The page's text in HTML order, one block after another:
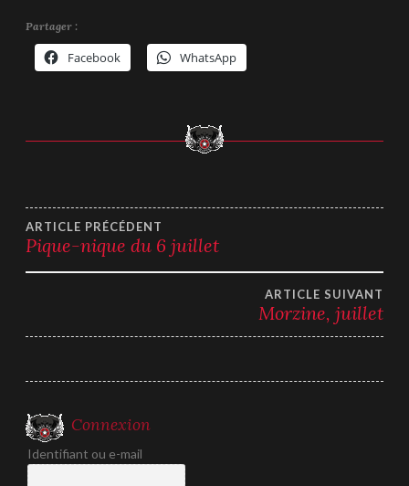
Partager :
Facebook WhatsApp
Navigation
de
ARTICLE PRÉCÉDENT
Pique-nique du 6 juillet
ARTICLE SUIVANT
Morzine, juillet
Connexion
Identifiant ou e-mail